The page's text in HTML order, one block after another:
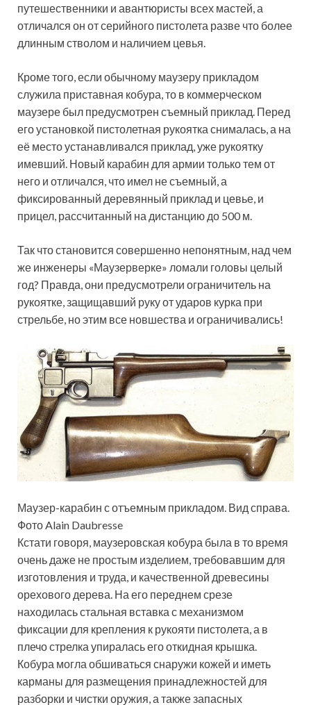
путешественники и авантюристы всех мастей, а
отличался он от серийного пистолета разве что более
длинным стволом и наличием цевья.
Кроме того, если обычному маузеру прикладом
служила приставная кобура, то в коммерческом
маузере был предусмотрен съемный приклад. Перед
его установкой пистолетная рукоятка снималась, а на
её место устанавливался приклад, уже рукоятку
имевший. Новый карабин для армии только тем от
него и отличался, что имел не съемный, а
фиксированный деревянный приклад и цевье, и
прицел, рассчитанный на дистанцию до 500 м.
Так что становится совершенно непонятным, над чем
же инженеры «Маузерверке» ломали головы целый
год? Правда, они предусмотрели ограничитель на
рукоятке, защищавший руку от ударов курка при
стрельбе, но этим все новшества и ограничивались!
Маузер-карабин с отъемным прикладом. Вид справа.
Фото Alain Daubresse
Кстати говоря, маузеровская кобура была в то время
очень даже не простым изделием, требовавшим для
изготовления и труда, и качественной древесины
орехового дерева. На его переднем срезе
находилась стальная вставка с механизмом
фиксации для крепления к рукояти пистолета, а в
плечо стрелка упиралась его откидная крышка.
Кобура могла обшиваться снаружи кожей и иметь
карманы для размещения принадлежностей для
разборки и чистки оружия, а также запасных